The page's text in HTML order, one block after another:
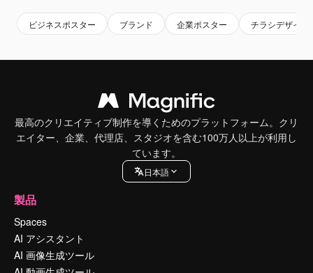
ビジネスポスター ブランド 企業ポスター チラシデザイン
最高のクリエイティブ制作を導くためのプラットフォーム。クリ
エイター、企業、代理店、スタジオを含む100万人以上が利用し
ています。
日本語
製品
Spaces
AI アシスタント
AI 画像生成ツール